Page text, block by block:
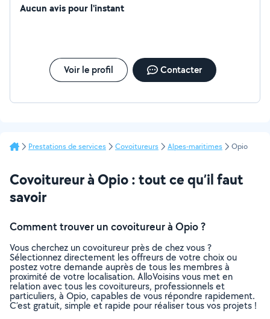
Aucun avis pour l'instant
Voir le profil Contacter
Prestations de services Covoitureurs Alpes-maritimes Opio
Covoitureur à Opio : tout ce qu’il faut
savoir
Comment trouver un covoitureur à Opio ?
Vous cherchez un covoitureur près de chez vous ?
Sélectionnez directement les offreurs de votre choix ou
postez votre demande auprès de tous les membres à
proximité de votre localisation. AlloVoisins vous met en
relation avec tous les covoitureurs, professionnels et
particuliers, à Opio, capables de vous répondre rapidement.
C’est gratuit, simple et rapide pour réaliser tous vos projets !